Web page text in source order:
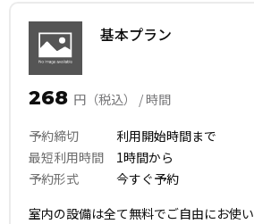
基本プラン
268 円（税込） / 時間
予約締切 利用開始時間まで
最短利用時間 1時間から
予約形式 今すぐ予約
室内の設備は全て無料でご自由にお使